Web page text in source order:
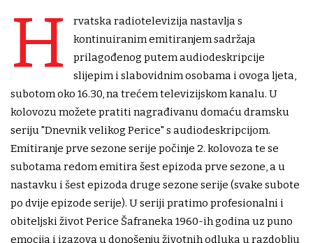
H
rvatska radiotelevizija nastavlja s
kontinuiranim emitiranjem sadržaja
prilagođenog putem audiodeskripcije
slijepim i slabovidnim osobama i ovoga ljeta,
subotom oko 16.30, na trećem televizijskom kanalu. U
kolovozu možete pratiti nagrađivanu domaću dramsku
seriju "Dnevnik velikog Perice" s audiodeskripcijom.
Emitiranje prve sezone serije počinje 2. kolovoza te se
subotama redom emitira šest epizoda prve sezone, a u
nastavku i šest epizoda druge sezone serije (svake subote
po dvije epizode serije). U seriji pratimo profesionalni i
obiteljski život Perice Šafraneka 1960-ih godina uz puno
emocija i izazova u donošenju životnih odluka u razdoblju